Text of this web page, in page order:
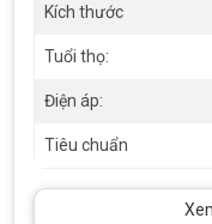
Tiêu
Vớitiêu chuẩn IP66,
hoàn toàn và kháng
Kích thước
Tuổi thọ:
Điện áp:
Tiêu chuẩn